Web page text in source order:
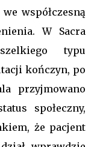
współczesną
W Sacra
typu
kończyn, po
przyjmowano
społeczny,
że pacjent